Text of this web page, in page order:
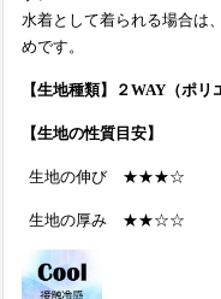
水着として着られる場合は
めです。
【生地種類】２WAY（ポ
【生地の性質目安】
生地の伸び ★★★☆
生地の厚み ★★☆☆